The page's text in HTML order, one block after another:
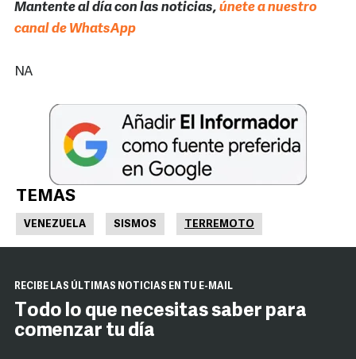
Mantente al día con las noticias, únete a nuestro
canal de WhatsApp
NA
TEMAS
VENEZUELA SISMOS TERREMOTO
RECIBE LAS ÚLTIMAS NOTICIAS EN TU E-MAIL
Todo lo que necesitas saber para
comenzar tu día